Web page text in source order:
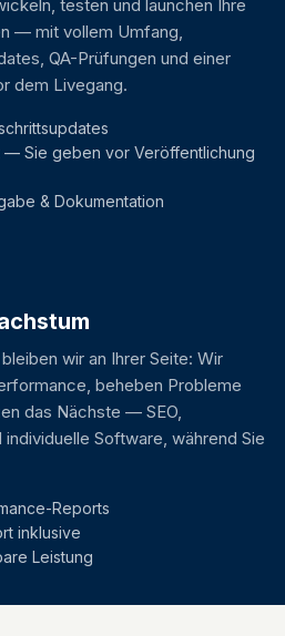
testen und launchen Ihre
— mit vollem Umfang,
QA-Prüfungen und einer
dem Livegang.
— Sie geben vor Veröffentlichung
& Dokumentation
wir an Ihrer Seite: Wir
beheben Probleme
das Nächste — SEO,
individuelle Software, während Sie
Reports
inklusive
Leistung